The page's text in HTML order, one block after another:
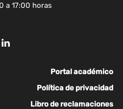
a 17:00 horas
Portal académico
Política de privacidad
Libro de reclamaciones